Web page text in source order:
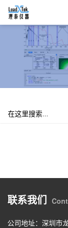
联系我们
公司地址：深圳市